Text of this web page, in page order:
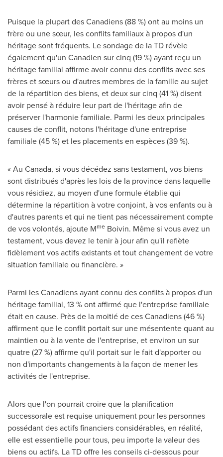
Puisque la plupart des Canadiens (88 %) ont au moins un
frère ou une sœur, les conflits familiaux à propos d'un
héritage sont fréquents. Le sondage de la TD révèle
également qu'un Canadien sur cinq (19 %) ayant reçu un
héritage familial affirme avoir connu des conflits avec ses
frères et sœurs ou d'autres membres de la famille au sujet
de la répartition des biens, et deux sur cinq (41 %) disent
avoir pensé à réduire leur part de l'héritage afin de
préserver l'harmonie familiale. Parmi les deux principales
causes de conflit, notons l'héritage d'une entreprise
familiale (45 %) et les placements en espèces (39 %).
« Au Canada, si vous décédez sans testament, vos biens
sont distribués d'après les lois de la province dans laquelle
vous résidiez, au moyen d'une formule établie qui
détermine la répartition à votre conjoint, à vos enfants ou à
d'autres parents et qui ne tient pas nécessairement compte
de vos volontés, ajoute Mme Boivin. Même si vous avez un
testament, vous devez le tenir à jour afin qu'il reflète
fidèlement vos actifs existants et tout changement de votre
situation familiale ou financière. »
Parmi les Canadiens ayant connu des conflits à propos d'un
héritage familial, 13 % ont affirmé que l'entreprise familiale
était en cause. Près de la moitié de ces Canadiens (46 %)
affirment que le conflit portait sur une mésentente quant au
maintien ou à la vente de l'entreprise, et environ un sur
quatre (27 %) affirme qu'il portait sur le fait d'apporter ou
non d'importants changements à la façon de mener les
activités de l'entreprise.
Alors que l'on pourrait croire que la planification
successorale est requise uniquement pour les personnes
possédant des actifs financiers considérables, en réalité,
elle est essentielle pour tous, peu importe la valeur des
biens ou actifs. La TD offre les conseils ci-dessous pour